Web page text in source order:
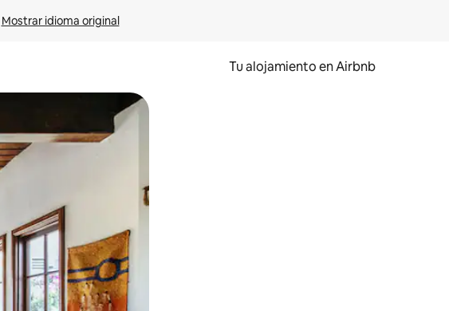
Mostrar idioma original
Tu alojamiento en Airbnb